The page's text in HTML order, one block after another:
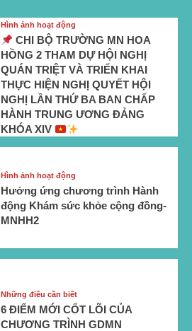
Hình ảnh hoạt động
CHI BỘ TRƯỜNG MN HOA
HỒNG 2 THAM DỰ HỘI NGHỊ
QUÁN TRIỆT VÀ TRIỂN KHAI
THỰC HIỆN NGHỊ QUYẾT HỘI
NGHỊ LẦN THỨ BA BAN CHẤP
HÀNH TRUNG ƯƠNG ĐẢNG
KHÓA XIV
Hình ảnh hoạt động
Hưởng ứng chương trình Hành
động Khám sức khỏe cộng đồng-
MNHH2
Những điều cần biết
6 ĐIỂM MỚI CỐT LÕI CỦA
CHƯƠNG TRÌNH GDMN